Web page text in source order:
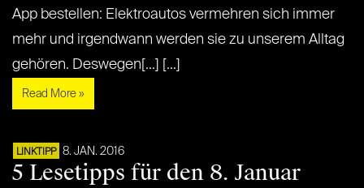
App bestellen: Elektroautos vermehren sich immer
mehr und irgendwann werden sie zu unserem Alltag
gehören. Deswegen[...] [...]
Read More »
LINKTIPP 8. JAN. 2016
5 Lesetipps für den 8. Januar